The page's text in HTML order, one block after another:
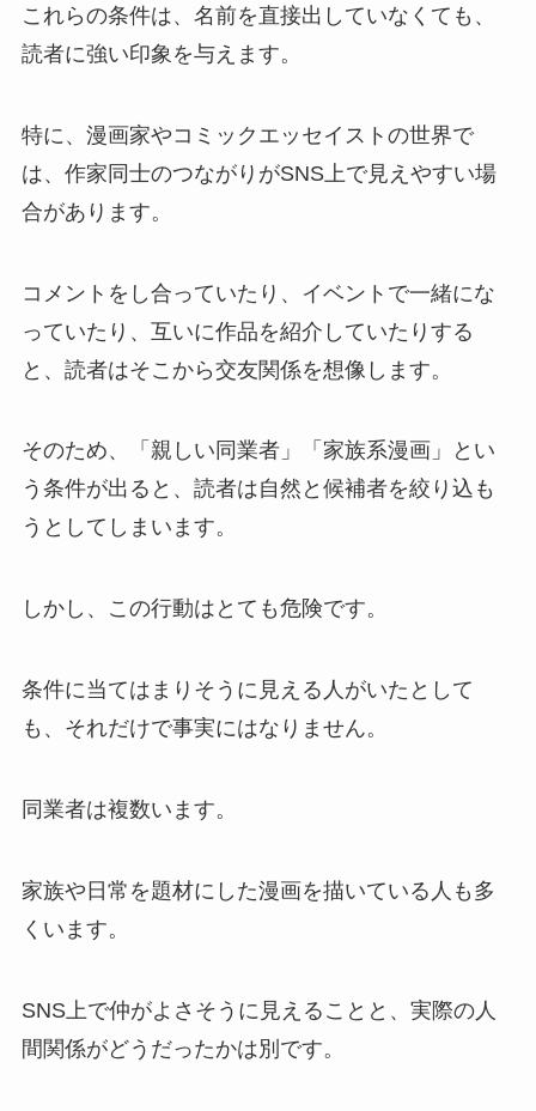
これらの条件は、名前を直接出していなくても、
読者に強い印象を与えます。
特に、漫画家やコミックエッセイストの世界で
は、作家同士のつながりがSNS上で見えやすい場
合があります。
コメントをし合っていたり、イベントで一緒にな
っていたり、互いに作品を紹介していたりする
と、読者はそこから交友関係を想像します。
そのため、「親しい同業者」「家族系漫画」とい
う条件が出ると、読者は自然と候補者を絞り込も
うとしてしまいます。
しかし、この行動はとても危険です。
条件に当てはまりそうに見える人がいたとして
も、それだけで事実にはなりません。
同業者は複数います。
家族や日常を題材にした漫画を描いている人も多
くいます。
SNS上で仲がよさそうに見えることと、実際の人
間関係がどうだったかは別です。